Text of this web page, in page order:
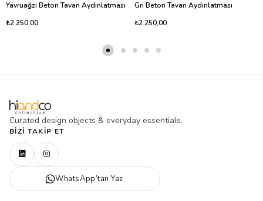
Yavruağzı Beton Tavan Aydınlatması
₺2.250,00
Gri Beton Tavan Aydınlatması
₺2.250,00
Curated design objects & everyday essentials.
BIZI TAKIP ET
WhatsApp’tan Yaz